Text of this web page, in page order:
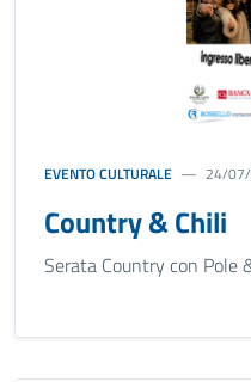
EVENTO CULTURALE 24/
Country & Chili
Serata Country con Pole